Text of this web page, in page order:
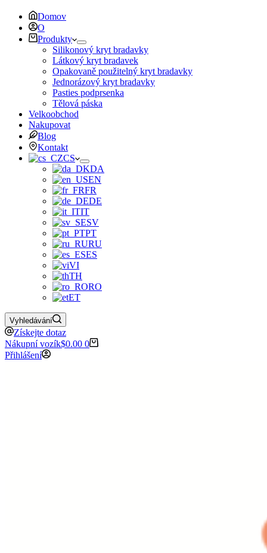
Domov
O
Produkty
Silikonový kryt bradavky
Látkový kryt bradavek
Opakovaně použitelný kryt bradavky
Jednorázový kryt bradavky
Pasties podprsenka
Tělová páska
Velkoobchod
Nakupovat
Blog
Kontakt
CS
DA
EN
FR
DE
IT
SV
PT
RU
ES
VI
TH
RO
ET
Vyhledávání
Získejte dotaz
Nákupní vozík$0.00 0
Přihlášení